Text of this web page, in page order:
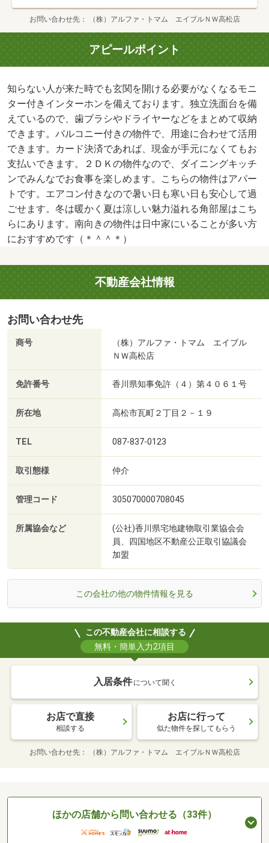
お問い合わせ先 （株）アルファ・トマム エイブルＮＷ高松店
アピールポイント
知らない人が来た時でも玄関を開ける必要がなくなるモニ
ター付きインターホンを備えております。独立洗面台を備
えているので、歯ブラシやドライヤーなどをまとめて収納
できます。バルコニー付きの物件で、用途に合わせて活用
できます。カード決済であれば、現金が手元になくてもお
支払いできます。２ＤＫの物件なので、ダイニングキッチ
ンでみんなでお食事を楽しめます。こちらの物件はアパー
トです。エアコン付きなので暑い日も寒い日も安心して過
ごせます。冬は暖かく夏は涼しい魅力溢れる角部屋はこち
らにあります。南向きの物件は日中家にいることが多い方
におすすめです（＊＾＾＊）
不動産会社情報
お問い合わせ先
商号
（株）アルファ・トマム エイブル
ＮＷ高松店
免許番号 香川県知事免許（４）第４０６１号
所在地 高松市瓦町２丁目２－１９
TEL 087-837-0123
取引態様 仲介
管理コード 305070000708045
所属協会など
(公社)香川県宅地建物取引業協会会
員、四国地区不動産公正取引協議会
加盟
この会社の他の物件情報を見る
この不動産会社に相談する
無料・簡単入力2項目
入居条件 について聞く
お店で直接
相談する
お店に行って
似た物件を探してもらう
お問い合わせ先 （株）アルファ・トマム エイブルＮＷ高松店
ほかの店舗から問い合わせる（33件）